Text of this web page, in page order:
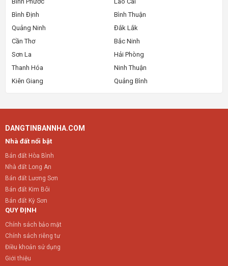
Bình Định
Bình Thuận
Quảng Ninh
Đắk Lắk
Cần Thơ
Bắc Ninh
Sơn La
Hải Phòng
Thanh Hóa
Ninh Thuận
Kiên Giang
Quảng Bình
DANGTINBANNHA.COM
Nhà đất nổi bật
Bán đất Hòa Bình
Nhà đất Long An
Bán đất Lương Sơn
Bán đất Kim Bôi
Bán đất Kỳ Sơn
QUY ĐỊNH
Chính sách bảo mật
Chính sách riêng tư
Điều khoản sử dụng
Giới thiệu